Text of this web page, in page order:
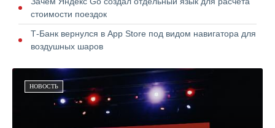
стоимости поездок
Т-Банк вернулся в App Store под видом навигатора для
воздушных шаров
НОВОСТЬ